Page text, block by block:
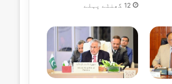
12 گھنٹے پہلے